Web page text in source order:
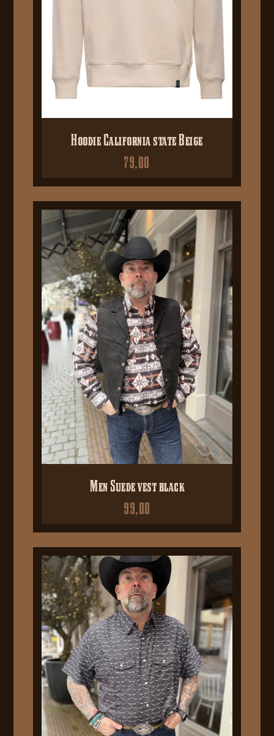
Hoodie California state Beige
79,00
Men Suede vest black
99,00